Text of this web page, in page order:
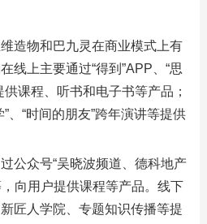
造物和巴九灵在商业模式上有
线上主要通过“得到”APP、“思
课程、听书和电子书等产品；
、“时间的朋友”跨年演讲等提供
公众号“吴晓波频道、德科地产
向用户提供课程等产品。线下
匠人学院、专题知识传播等提